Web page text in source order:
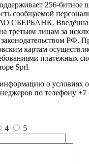
256-битное
сообщаемой
СБЕРБАНК.
третьим лицам за
РФ.
картам
платёжных
Sprl.
о условиях
по телефону +7
4
5